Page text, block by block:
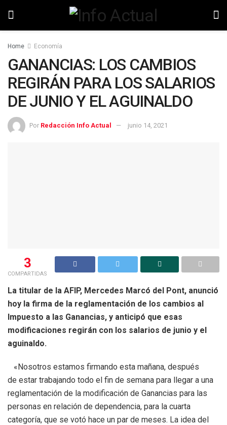
Home Economía
GANANCIAS: LOS CAMBIOS
REGIRÁN PARA LOS SALARIOS
DE JUNIO Y EL AGUINALDO
Por Redacción Info Actual junio 14, 2021
3
COMPARTIDAS
La titular de la AFIP, Mercedes Marcó del Pont, anunció
hoy la firma de la reglamentación de los cambios al
Impuesto a las Ganancias, y anticipó que esas
modificaciones regirán con los salarios de junio y el
aguinaldo.
«Nosotros estamos firmando esta mañana, después
de estar trabajando todo el fin de semana para llegar a una
reglamentación de la modificación de Ganancias para las
personas en relación de dependencia, para la cuarta
categoría, que se votó hace un par de meses. La idea del